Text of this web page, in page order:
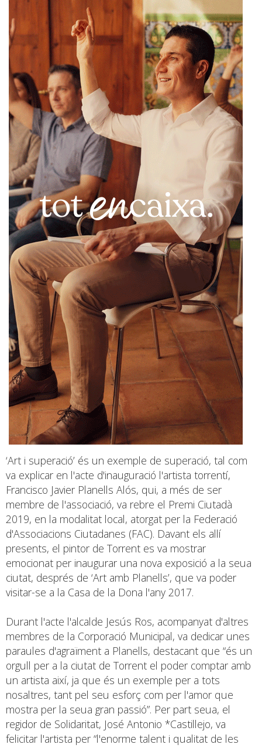
‘Art i superació’ és un exemple de superació, tal com
va explicar en l'acte d'inauguració l'artista torrentí,
Francisco Javier Planells Alós, qui, a més de ser
membre de l'associació, va rebre el Premi Ciutadà
2019, en la modalitat local, atorgat per la Federació
d'Associacions Ciutadanes (FAC). Davant els allí
presents, el pintor de Torrent es va mostrar
emocionat per inaugurar una nova exposició a la seua
ciutat, després de ‘Art amb Planells’, que va poder
visitar-se a la Casa de la Dona l'any 2017.
Durant l'acte l'alcalde Jesús Ros, acompanyat d'altres
membres de la Corporació Municipal, va dedicar unes
paraules d'agraïment a Planells, destacant que “és un
orgull per a la ciutat de Torrent el poder comptar amb
un artista així, ja que és un exemple per a tots
nosaltres, tant pel seu esforç com per l'amor que
mostra per la seua gran passió”. Per part seua, el
regidor de Solidaritat, José Antonio *Castillejo, va
felicitar l'artista per “l'enorme talent i qualitat de les